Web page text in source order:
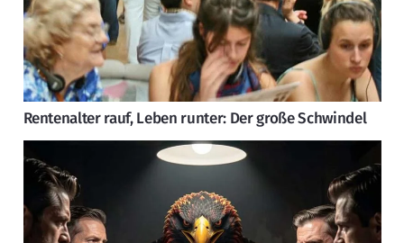
Rentenalter rauf, Leben runter: Der große Schwindel